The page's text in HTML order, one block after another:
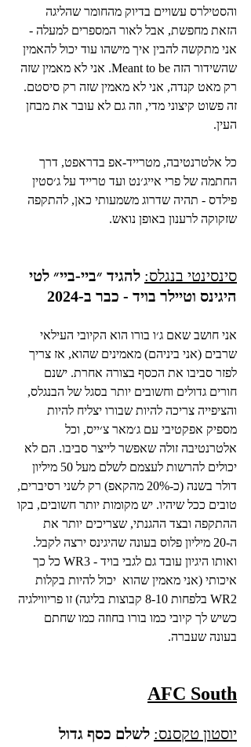
והסטילרס עשויים בדיוק מהחומר שהליגה
הזאת מחפשת, אבל לאור המספרים למעלה -
אני מתקשה להבין איך מישהו עוד יכול להאמין
שהשידור הזה Meant to be. אני לא מאמין שזה
רק מאט קנדה, אני לא מאמין שזה רק סיסטם.
זה פשוט קיצוני מדי, וזה גם לא עובר את מבחן
העין.
כל אלטרנטיבה, מטרייד-אפ בדראפט, דרך
החתמה של פרי אייג׳נט ועד טרייד על ג׳סטין
פילדס - תהיה שדרוג משמעותי כאן, להתקפה
שזקוקה לרענון באופן נואש.
סינסינטי בנגלס: להגיד ״ביי-ביי״ לטי
היגינס וטיילר בויד - כבר ב-2024
אני חושב שאם ג׳ו בורו הוא הקיובי העילאי
שרבים (אני ביניהם) מאמינים שהוא, אז צריך
לפזר סביבו את הכסף בצורה אחרת. ישנם
חורים גדולים וחשובים יותר בסגל של הבנגלס,
והציפייה צריכה להיות שבורו יצליח להיות
מספיק אפקטיבי עם ג׳מאר צ׳ייס, וכל
אלטרנטיבה זולה שאפשר לייצר סביבו. הם לא
יכולים להרשות לעצמם לשלם מעל 50 מיליון
דולר בשנה (כ-20% מהקאפ) רק לשני רסיברים,
טובים ככל שיהיו. יש מקומות יותר חשובים, בקו
ההתקפה ובצד ההגנתי, שצריכים יותר את
ה-20 מיליון פלוס בעונה שהיגינס ירצה לקבל.
ואותו היגיון עובד גם לגבי בויד - WR3 כל כך
איכותי (אני מאמין שהוא  יכול להיות בקלות
WR2 בלפחות 8-10 קבוצות בליגה) זו פריווילגיה
כשיש לך קיובי כמו בורו בחוזה כמו שחתם
בעונה שעברה.
AFC South
יוסטון טקסנס: לשלם כסף גדול